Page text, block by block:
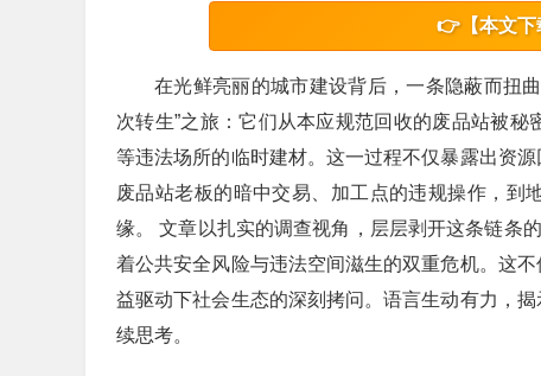
👉【本文下
在光鲜亮丽的城市建设背后，一条隐蔽而扭
次转生”之旅：它们从本应规范回收的废品站被
等违法场所的临时建材。这一过程不仅暴露出资
废品站老板的暗中交易、加工点的违规操作，到
缘。 文章以扎实的调查视角，层层剥开这条链条
着公共安全风险与违法空间滋生的双重危机。这
益驱动下社会生态的深刻拷问。语言生动有力，
续思考。